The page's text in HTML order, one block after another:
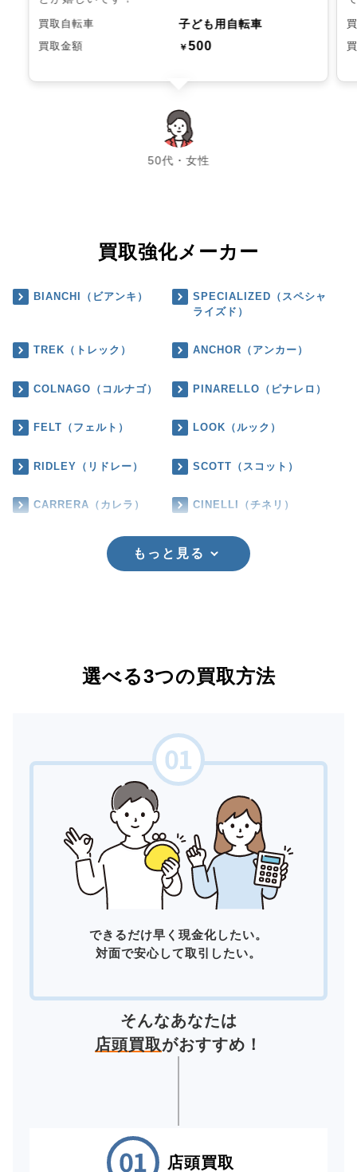
買取自転車 子ども用自転車
買取金額 ￥500
50代・女性
chevron_left chevron_right
買取強化メーカー
BIANCHI（ビアンキ）
SPECIALIZED（スペシャ
ライズド）
TREK（トレック） ANCHOR（アンカー）
COLNAGO（コルナゴ） PINARELLO（ピナレロ）
FELT（フェルト） LOOK（ルック）
RIDLEY（リドレー） SCOTT（スコット）
CARRERA（カレラ） CINELLI（チネリ）
もっと見る
選べる3つの買取方法
できるだけ早く現金化したい。
対面で安心して取引したい。
そんなあなたは
店頭買取がおすすめ！
店頭買取